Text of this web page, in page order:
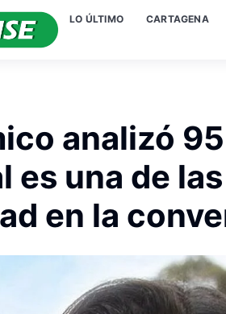
LO ÚLTIMO CARTAGENA
analizó
es una de
en la